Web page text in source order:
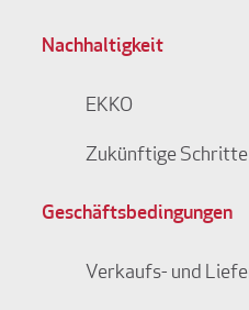
Nachhaltigkeit
EKKO
Zukünftige Schritte
Geschäftsbedingungen
Verkaufs- und